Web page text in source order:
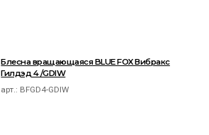
Блесна вращающаяся BLUE FOX Вибракс
Гилдэд 4 /GDIW
арт.: BFGD4-GDIW